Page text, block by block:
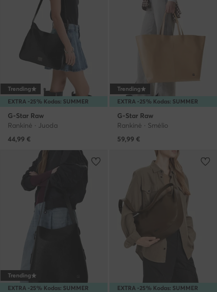
EXTRA -25% Kodas: SUMMER
Trending
G-Star Raw
Rankinė · Juoda
44,99 €
EXTRA -25% Kodas: SUMMER
Trending
G-Star Raw
Rankinė · Smėlio
59,99 €
EXTRA -25% Kodas: SUMMER
Trending
EXTRA -25% Kodas: SUMMER